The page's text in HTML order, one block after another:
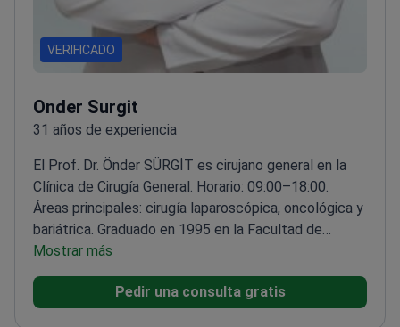
VERIFICADO
Onder Surgit
31 años de experiencia
El Prof. Dr. Önder SÜRGİT es cirujano general en la
Clínica de Cirugía General. Horario: 09:00–18:00.
Áreas principales: cirugía laparoscópica, oncológica y
bariátrica. Graduado en 1995 en la Facultad de
Medicina de Hacettepe. Título académico: Profesor.
Se desempeñó como cirujano instructor en ITEM
(Centro de Formación en Tecnologías Médicas
Mostrar más
Pedir una consulta gratis